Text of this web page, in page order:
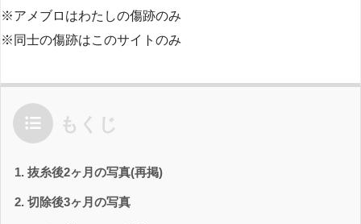
※アメブロはわたしの傷跡のみ
※同士の傷跡はこのサイトのみ
もくじ
抜糸後2ヶ月の写真(再掲)
切除後3ヶ月の写真